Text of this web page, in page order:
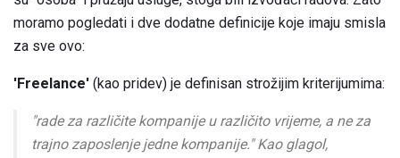
moramo pogledati i dve dodatne definicije koje imaju smisla
za sve ovo:
'Freelance' (kao pridev) je definisan strožijim kriterijumima:
"rade za različite kompanije u različito vrijeme, a ne za
trajno zaposlenje jedne kompanije." Kao glagol,